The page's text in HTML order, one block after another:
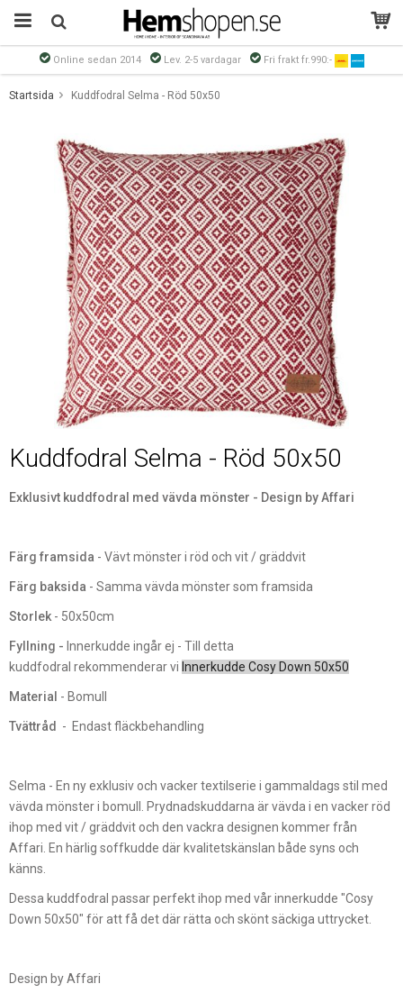
Online sedan 2014 Lev. 2-5 vardagar Fri frakt fr.990:-
Startsida Kuddfodral Selma - Röd 50x50
Kuddfodral Selma - Röd 50x50
Exklusivt kuddfodral med vävda mönster - Design by Affari
Färg framsida - Vävt mönster i röd och vit / gräddvit
Färg baksida - Samma vävda mönster som framsida
Storlek - 50x50cm
Fyllning - Innerkudde ingår ej - Till detta
kuddfodral rekommenderar vi Innerkudde Cosy Down 50x50
Material - Bomull
Tvättråd - Endast fläckbehandling
Selma - En ny exklusiv och vacker textilserie i gammaldags stil med
vävda mönster i bomull. Prydnadskuddarna är vävda i en vacker röd
ihop med vit / gräddvit och den vackra designen kommer från
Affari. En härlig soffkudde där kvalitetskänslan både syns och
känns.
Dessa kuddfodral passar perfekt ihop med vår innerkudde "Cosy
Down 50x50" för att få det där rätta och skönt säckiga uttrycket.
Design by Affari